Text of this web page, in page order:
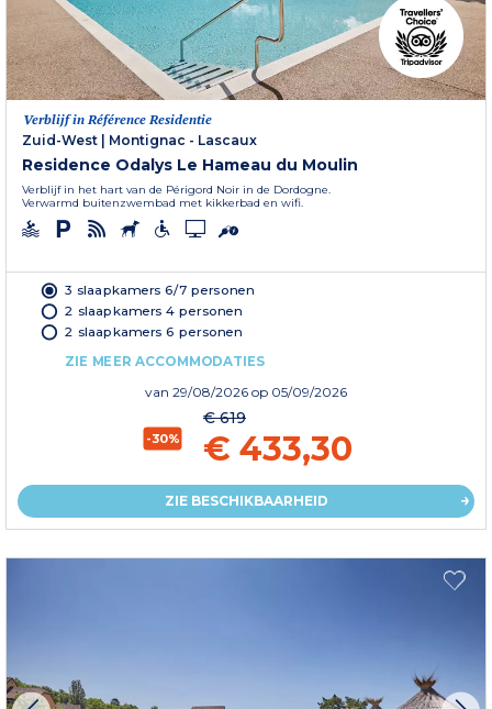
Verblijf in Référence Residentie
Zuid-West
Montignac - Lascaux
Residence Odalys Le Hameau du Moulin
Verblijf in het hart van de Périgord Noir in de Dordogne.
Verwarmd buitenzwembad met kikkerbad en wifi.
3 slaapkamers 6/7 personen
2 slaapkamers 4 personen
2 slaapkamers 6 personen
ZIE MEER ACCOMMODATIES
van 29/08/2026 op 05/09/2026
-30%
€ 619
€ 433,30
ZIE BESCHIKBAARHEID